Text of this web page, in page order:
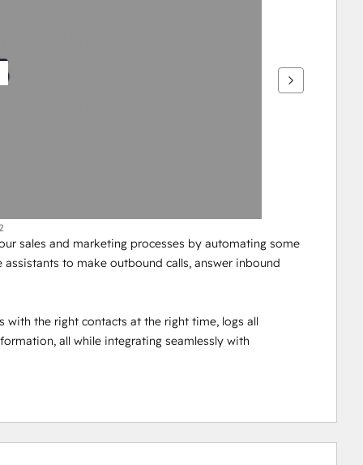
sales and marketing processes by automating some
to make outbound calls, answer inbound
the right contacts at the right time, logs all
all while integrating seamlessly with